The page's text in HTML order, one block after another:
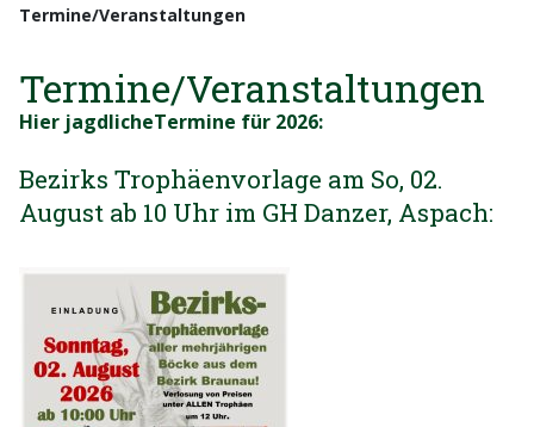
Termine/Veranstaltungen
Termine/Veranstaltungen
Hier jagdlicheTermine für 2026:
Bezirks Trophäenvorlage am So, 02.
August ab 10 Uhr im GH Danzer, Aspach: